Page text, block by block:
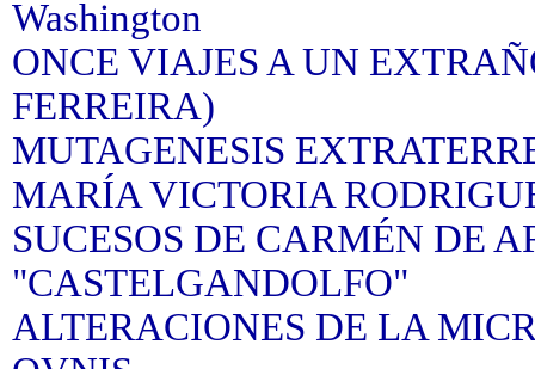
Washington
ONCE VIAJES A UN
FERREIRA)
MUTAGENESIS
MARÍA VICTORIA
SUCESOS DE CARMÉN DE
"CASTELGANDOLFO"
ALTERACIONES DE LA